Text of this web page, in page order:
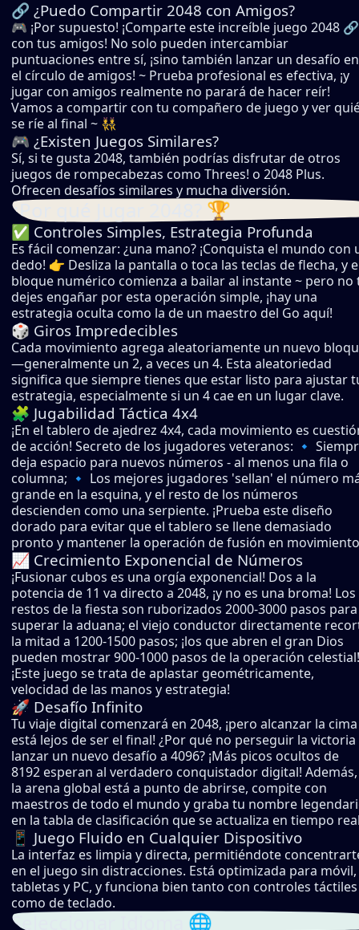
🔗 ¿Puedo Compartir 2048 con Amigos?
🎮 ¡Por supuesto! ¡Comparte este increíble juego 2048 🔗
con tus amigos! No solo pueden intercambiar
puntuaciones entre sí, ¡sino también lanzar un desafío en
el círculo de amigos! ~ Prueba profesional es efectiva, ¡y
jugar con amigos realmente no parará de hacer reír!
Vamos a compartir con tu compañero de juego y ver
se ríe al final ~ 👯
🎮 ¿Existen Juegos Similares?
Sí, si te gusta 2048, también podrías disfrutar de otros
juegos de rompecabezas como Threes! o 2048 Plus.
Ofrecen desafíos similares y mucha diversión.
¿Por qué Jugar 2048? 🏆
✅ Controles Simples, Estrategia Profunda
Es fácil comenzar: ¿una mano? ¡Conquista el mundo con
dedo! 👉 Desliza la pantalla o toca las teclas de flecha, y
bloque numérico comienza a bailar al instante ~ pero no
dejes engañar por esta operación simple, ¡hay una
estrategia oculta como la de un maestro del Go aquí!
🎲 Giros Impredecibles
Cada movimiento agrega aleatoriamente un nuevo
—generalmente un 2, a veces un 4. Esta aleatoriedad
significa que siempre tienes que estar listo para ajustar
estrategia, especialmente si un 4 cae en un lugar clave.
🧩 Jugabilidad Táctica 4x4
¡En el tablero de ajedrez 4x4, cada movimiento es
de acción! Secreto de los jugadores veteranos: 🔹
deja espacio para nuevos números - al menos una fila o
columna; 🔹 Los mejores jugadores 'sellan' el número
grande en la esquina, y el resto de los números
descienden como una serpiente. ¡Prueba este diseño
dorado para evitar que el tablero se llene demasiado
pronto y mantener la operación de fusión en
📈 Crecimiento Exponencial de Números
¡Fusionar cubos es una orgía exponencial! Dos a la
potencia de 11 va directo a 2048, ¡y no es una broma! Los
restos de la fiesta son ruborizados 2000-3000 pasos para
superar la aduana; el viejo conductor directamente
la mitad a 1200-1500 pasos; ¡los que abren el gran Dios
pueden mostrar 900-1000 pasos de la operación celestial!
¡Este juego se trata de aplastar geométricamente,
velocidad de las manos y estrategia!
🚀 Desafío Infinito
Tu viaje digital comenzará en 2048, ¡pero alcanzar la cima
está lejos de ser el final! ¿Por qué no perseguir la victoria
lanzar un nuevo desafío a 4096? ¡Más picos ocultos de
8192 esperan al verdadero conquistador digital! Además,
la arena global está a punto de abrirse, compite con
maestros de todo el mundo y graba tu nombre
en la tabla de clasificación que se actualiza en tiempo
📱 Juego Fluido en Cualquier Dispositivo
La interfaz es limpia y directa, permitiéndote
en el juego sin distracciones. Está optimizada para móvil,
tabletas y PC, y funciona bien tanto con controles táctiles
como de teclado.
Seleccionar Idioma 🌐